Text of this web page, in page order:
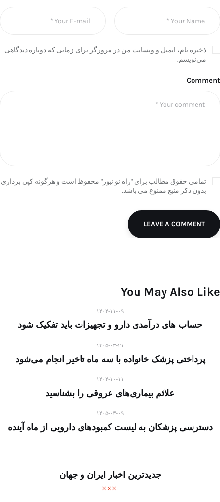
ذخیره نام، ایمیل و وبسایت من در مرورگر برای زمانی که دوباره دیدگاهی
می‌نویسم.
Comment
تمامی حقوق مطالب برای "راه نو نیوز" محفوظ است و هرگونه کپی برداری
بدون ذکر منبع ممنوع می باشد.
LEAVE A COMMENT
You May Also Like
۱۴۰۴-۱۱-۰۹
حساب های درآمدی دارو و تجهیزات باید تفکیک شود
۱۴۰۵-۰۳-۲۱
پرداختی پزشک خانواده با سه ماه تاخیر انجام می‌شود
۱۴۰۴-۱۰-۱۱
علائم بیماری‌های عروقی را بشناسید
۱۴۰۵-۰۳-۰۹
دسترسی پزشکان به لیست کمبودهای دارویی از ماه آینده
جدیدترین اخبار ایران و جهان